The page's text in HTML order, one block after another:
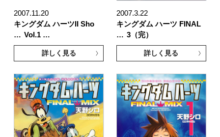
2007.11.20
キングダム ハーツII Sho
… Vol.1 …
詳しく見る
2007.3.22
キングダム ハーツ FINAL
… 3（完）
詳しく見る